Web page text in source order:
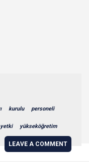
kurulu personeli
yetki yükseköğretim
LEAVE A COMMENT